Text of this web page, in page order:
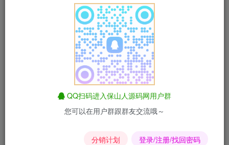
QQ扫码进入保山人源码网用户群
您可以在用户群跟群友交流哦～
分销计划 登录/注册/找回密码